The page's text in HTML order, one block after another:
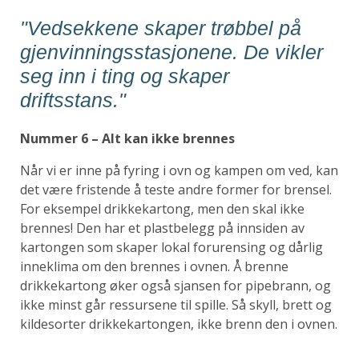
"Vedsekkene skaper trøbbel på
gjenvinningsstasjonene. De vikler
seg inn i ting og skaper
driftsstans."
Nummer 6 – Alt kan ikke brennes
Når vi er inne på fyring i ovn og kampen om ved, kan
det være fristende å teste andre former for brensel.
For eksempel drikkekartong, men den skal ikke
brennes! Den har et plastbelegg på innsiden av
kartongen som skaper lokal forurensing og dårlig
inneklima om den brennes i ovnen. Å brenne
drikkekartong øker også sjansen for pipebrann, og
ikke minst går ressursene til spille. Så skyll, brett og
kildesorter drikkekartongen, ikke brenn den i ovnen.